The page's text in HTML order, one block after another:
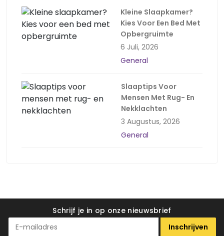
Kleine Slaapkamer?
Kies Voor Een Bed Met
Opbergruimte
6 Juli, 2026
General
Slaaptips Voor
Mensen Met Rug- En
Nekklachten
3 Augustus, 2026
General
Schrijf je in op onze nieuwsbrief
Inschrijven